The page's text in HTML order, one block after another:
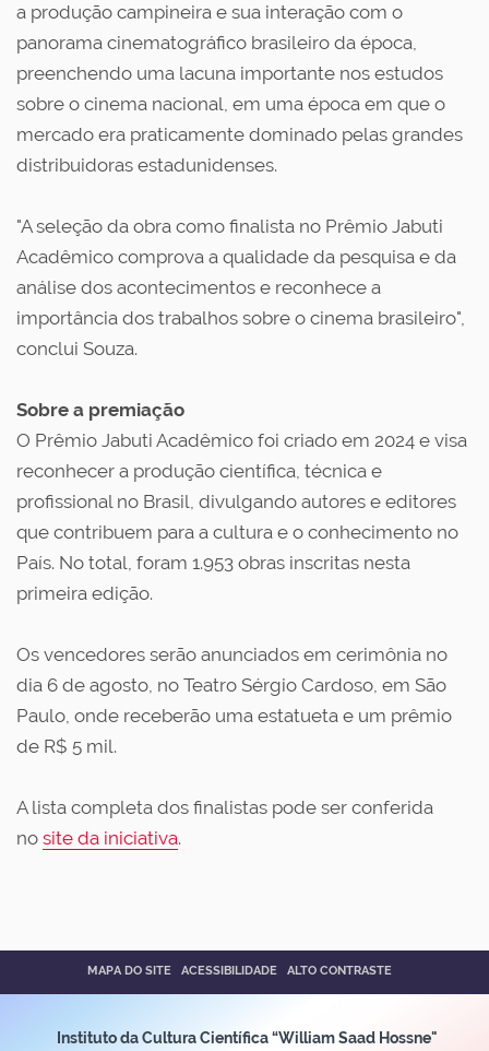
a produção campineira e sua interação com o
panorama cinematográfico brasileiro da época,
preenchendo uma lacuna importante nos estudos
sobre o cinema nacional, em uma época em que o
mercado era praticamente dominado pelas grandes
distribuidoras estadunidenses.
"A seleção da obra como finalista no Prêmio Jabuti
Acadêmico comprova a qualidade da pesquisa e da
análise dos acontecimentos e reconhece a
importância dos trabalhos sobre o cinema brasileiro",
conclui Souza.
Sobre a premiação
O Prêmio Jabuti Acadêmico foi criado em 2024 e visa
reconhecer a produção científica, técnica e
profissional no Brasil, divulgando autores e editores
que contribuem para a cultura e o conhecimento no
País. No total, foram 1.953 obras inscritas nesta
primeira edição.
Os vencedores serão anunciados em cerimônia no
dia 6 de agosto, no Teatro Sérgio Cardoso, em São
Paulo, onde receberão uma estatueta e um prêmio
de R$ 5 mil.
A lista completa dos finalistas pode ser conferida
no site da iniciativa.
MAPA DO SITE ACESSIBILIDADE ALTO CONTRASTE
Instituto da Cultura Científica “William Saad Hossne"